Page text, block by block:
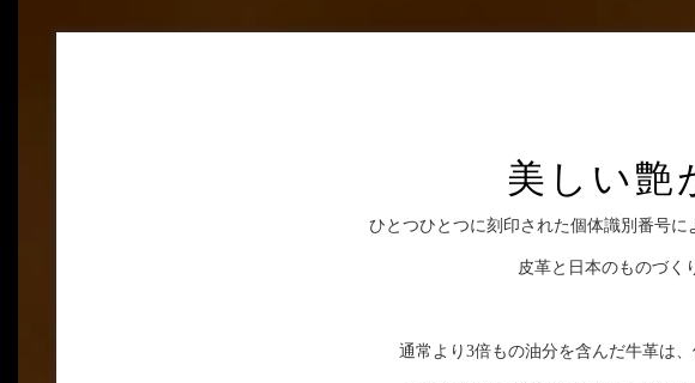
美しい艶
ひとつひとつに刻印された個体識別番号に
皮革と日本のものづく
通常より3倍もの油分を含んだ牛革は